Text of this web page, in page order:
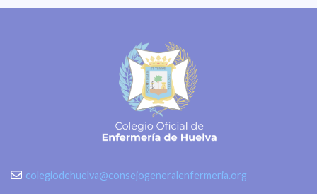
colegiodehuelva@consejogeneralenfermeria.org